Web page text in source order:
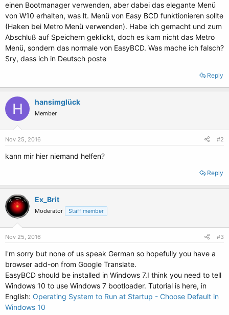
e
r
einen Bootmanager verwenden, aber dabei das elegante Menü
von W10 erhalten, was lt. Menü von Easy BCD funktionieren sollte
(Haken bei Metro Menü verwenden). Habe ich gemacht und zum
Abschluß auf Speichern geklickt, doch es kam nicht das Metro
Menü, sondern das normale von EasyBCD. Was mache ich falsch?
Sry, dass ich in Deutsch poste
Reply
H hansimglück
Member
Nov 25, 2016 #2
kann mir hier niemand helfen?
Reply
Ex_Brit
Moderator Staff member
Nov 25, 2016 #3
I'm sorry but none of us speak German so hopefully you have a
browser add-on from Google Translate.
EasyBCD should be installed in Windows 7.I think you need to tell
Windows 10 to use Windows 7 bootloader. Tutorial is here, in
English: Operating System to Run at Startup - Choose Default in
Windows 10